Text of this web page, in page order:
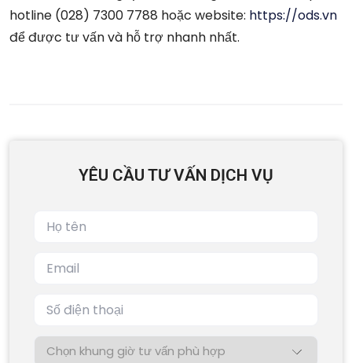
hotline (028) 7300 7788 hoặc website: https://ods.vn
để được tư vấn và hỗ trợ nhanh nhất.
YÊU CẦU TƯ VẤN DỊCH VỤ